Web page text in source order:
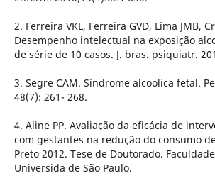
2. Ferreira VKL, Ferreira GVD, Lima JMB,
Desempenho intelectual na exposição
de série de 10 casos. J. bras. psiquiatr.
3. Segre CAM. Síndrome alcoolica fetal.
48(7): 261- 268.
4. Aline PP. Avaliação da eficácia de
com gestantes na redução do consumo
Preto 2012. Tese de Doutorado.
Universida de São Paulo.